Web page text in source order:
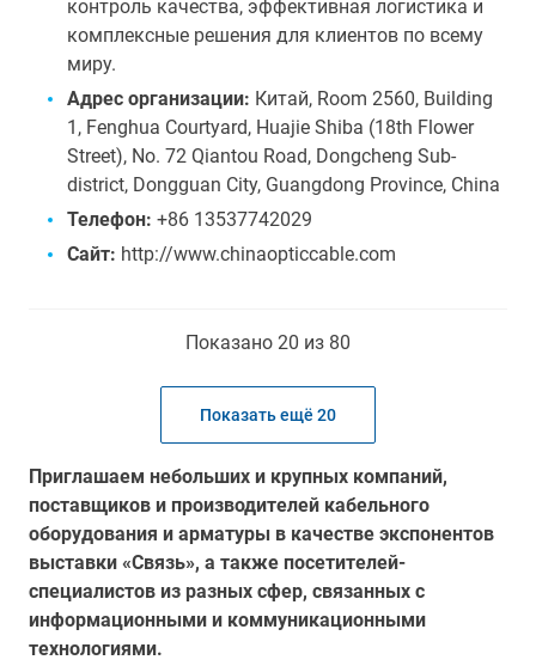
контроль качества, эффективная логистика и
комплексные решения для клиентов по всему
миру.
Адрес организации: Китай, Room 2560, Building
1, Fenghua Courtyard, Huajie Shiba (18th Flower
Street), No. 72 Qiantou Road, Dongcheng Sub-
district, Dongguan City, Guangdong Province, China
Телефон: +86 13537742029
Сайт: http://www.chinaopticcable.com
Показано 20 из 80
Показать ещё 20
Приглашаем небольших и крупных компаний,
поставщиков и производителей кабельного
оборудования и арматуры в качестве экспонентов
выставки «Связь», а также посетителей-
специалистов из разных сфер, связанных с
информационными и коммуникационными
технологиями.